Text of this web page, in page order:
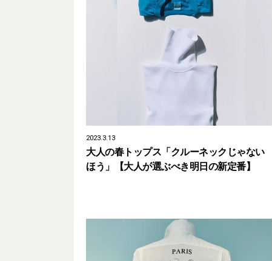
2023.3.13
大人の春トップス「クルーネックじゃない
ほう」【大人が選ぶべき明日の新定番】